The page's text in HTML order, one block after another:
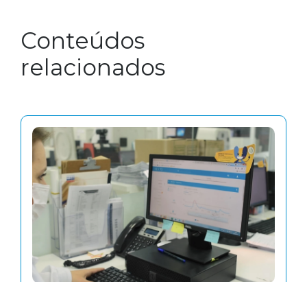
Conteúdos
relacionados